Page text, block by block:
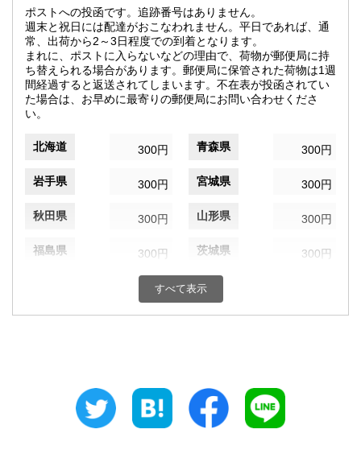
ポストへの投函です。追跡番号はありません。
週末と祝日には配達がおこなわれません。平日であれば、通
常、出荷から2～3日程度での到着となります。
まれに、ポストに入らないなどの理由で、荷物が郵便局に持
ち替えられる場合があります。郵便局に保管された荷物は1週
間経過すると返送されてしまいます。不在表が投函されてい
た場合は、お早めに最寄りの郵便局にお問い合わせくださ
い。
北海道 300円 青森県 300円
岩手県 300円 宮城県 300円
秋田県 300円 山形県 300円
福島県 300円 茨城県 300円
300円 群馬県
埼玉県 千葉県
300円 富山県
300円 福井県
すべて表示